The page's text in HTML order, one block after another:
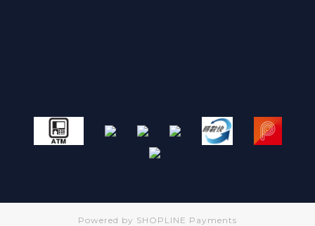
Powered by SHOPLINE Payments